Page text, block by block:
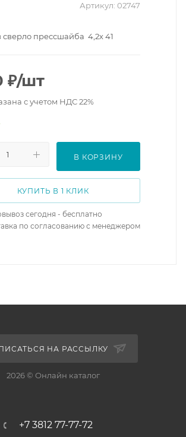
Артикул: 02747
сверло прессшайба 4,2х 41
₽/шт
с учетом НДС 22%
В КОРЗИНУ
КУПИТЬ В 1 КЛИК
сегодня - бесплатно
по согласованию с менеджером
НА РАССЫЛКУ
2026 © Онлайн каталог
+7 3812 77-77-72